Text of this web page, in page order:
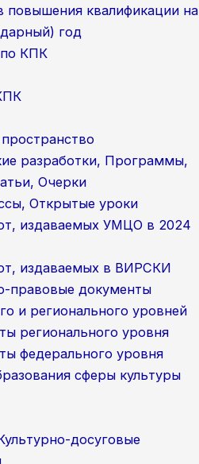
повышения квалификации на
год
КПК
разработки, Программы,
Очерки
Открытые уроки
издаваемых УМЦО в 2024
издаваемых в ВИРСКИ
правовые документы
и регионального уровней
регионального уровня
федерального уровня
сферы культуры
досуговые